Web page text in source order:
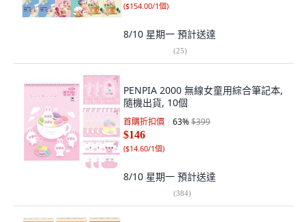
($154.00/1個)
8/10 星期一 預計送達
(25)
PENPIA 2000 無線女童用綜合筆記本,
隨機出貨, 10個
首購折扣價 63%$399
$146
($14.60/1個)
8/10 星期一 預計送達
(384)